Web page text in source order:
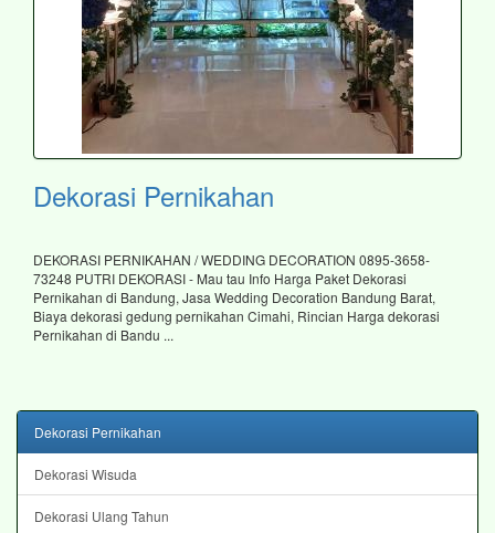
Dekorasi Pernikahan
DEKORASI PERNIKAHAN / WEDDING DECORATION 0895-3658-
73248 PUTRI DEKORASI - Mau tau Info Harga Paket Dekorasi
Pernikahan di Bandung, Jasa Wedding Decoration Bandung Barat,
Biaya dekorasi gedung pernikahan Cimahi, Rincian Harga dekorasi
Pernikahan di Bandu ...
Dekorasi Pernikahan
Dekorasi Wisuda
Dekorasi Ulang Tahun